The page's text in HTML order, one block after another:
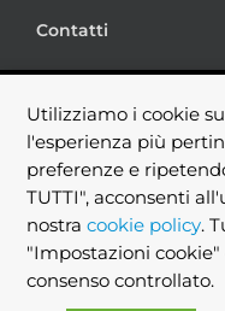
Contatti
Telefono:
Fax:+39.06.99367465
Email:
Utilizziamo i cookie
l'esperienza più
preferenze e
TUTTI", acconsenti
nostra cookie policy.
"Impostazioni
consenso controllato.